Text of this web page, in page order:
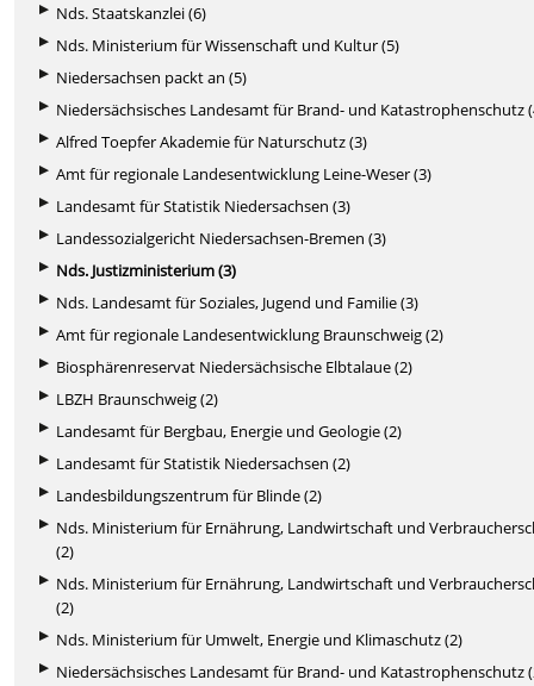
Nds. Staatskanzlei (6)
Nds. Ministerium für Wissenschaft und Kultur (5)
Niedersachsen packt an (5)
Niedersächsisches Landesamt für Brand- und Katastrophenschutz
Alfred Toepfer Akademie für Naturschutz (3)
Amt für regionale Landesentwicklung Leine-Weser (3)
Landesamt für Statistik Niedersachsen (3)
Landessozialgericht Niedersachsen-Bremen (3)
Nds. Justizministerium (3)
Nds. Landesamt für Soziales, Jugend und Familie (3)
Amt für regionale Landesentwicklung Braunschweig (2)
Biosphärenreservat Niedersächsische Elbtalaue (2)
LBZH Braunschweig (2)
Landesamt für Bergbau, Energie und Geologie (2)
Landesamt für Statistik Niedersachsen (2)
Landesbildungszentrum für Blinde (2)
Nds. Ministerium für Ernährung, Landwirtschaft und
(2)
Nds. Ministerium für Ernährung, Landwirtschaft und
(2)
Nds. Ministerium für Umwelt, Energie und Klimaschutz (2)
Niedersächsisches Landesamt für Brand- und Katastrophenschutz